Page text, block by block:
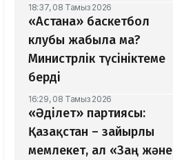
18:37, 08 Тамыз 2026
«Астана» баскетбол
клубы жабыла ма?
Министрлік түсініктеме
берді
16:29, 08 Тамыз 2026
«Әділет» партиясы:
Қазақстан – зайырлы
мемлекет, ал «Заң және